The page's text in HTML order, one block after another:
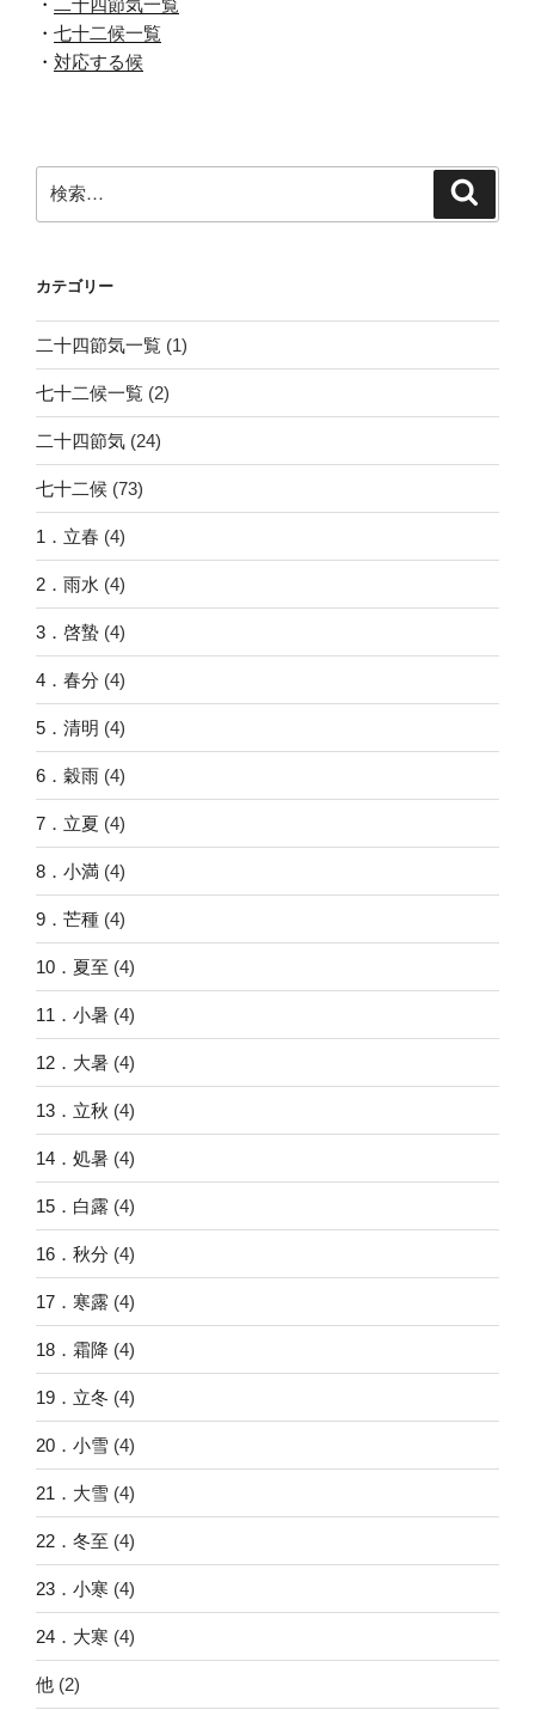
・ 七十二候一覧
・ 対応する候
索:
カテゴリー
二十四節気一覧 (1)
七十二候一覧 (2)
二十四節気 (24)
七十二候 (73)
1．立春 (4)
2．雨水 (4)
3．啓蟄 (4)
4．春分 (4)
5．清明 (4)
6．穀雨 (4)
7．立夏 (4)
8．小満 (4)
9．芒種 (4)
10．夏至 (4)
11．小暑 (4)
12．大暑 (4)
13．立秋 (4)
14．処暑 (4)
15．白露 (4)
16．秋分 (4)
17．寒露 (4)
18．霜降 (4)
19．立冬 (4)
20．小雪 (4)
21．大雪 (4)
22．冬至 (4)
23．小寒 (4)
24．大寒 (4)
他 (2)